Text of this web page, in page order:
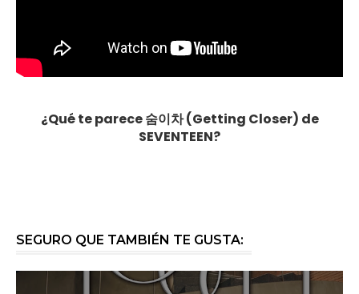
¿Qué te parece 숨이차 (Getting Closer) de
SEVENTEEN?
SEGURO QUE TAMBIÉN TE GUSTA: